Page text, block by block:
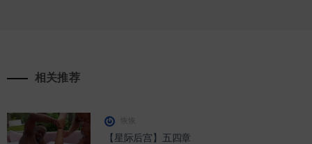
相关推荐
【星际后宫】五四章